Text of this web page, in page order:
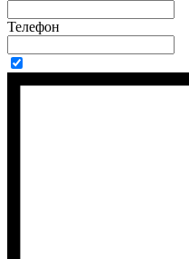
Телефон